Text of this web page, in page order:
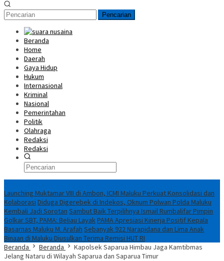
Pencarian
Beranda
Home
Daerah
Gaya Hidup
Hukum
Internasional
Kriminal
Nasional
Pemerintahan
Politik
Olahraga
Redaksi
Redaksi
Launching Muktamar VIII di Ambon, ICMI Maluku Perkuat Konsolidasi dan
Kolaborasi Diduga Digerebek di Indekos, Oknum Polwan Polda Maluku
Kembali Jadi Sorotan Sambut Baik Terpilihnya Ismail Rumbalifar Pimpin
Golkar SBT, PAMA: Beliau LayakPAMA Apresiasi Kinerja Positif Kepala
Basarnas Maluku M. Arafah Sebanyak 922 Narapidana dan Lima Anak
Binaan di Maluku Diusulkan Terima Remisi HUT RI
Beranda
Beranda
Kapolsek Saparua Himbau Jaga Kamtibmas
Jelang Nataru di Wilayah Saparua dan Saparua Timur